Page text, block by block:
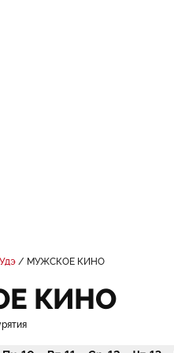
МУЖСКОЕ КИНО
КИНО